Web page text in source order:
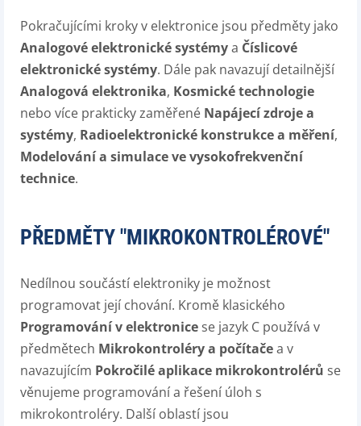
Pokračujícími kroky v elektronice jsou předměty jako
Analogové elektronické systémya Číslicové
elektronické systémy. Dále pak navazují detailnější
Analogová elektronika, Kosmické technologie
nebo více prakticky zaměřené Napájecí zdroje a
systémy, Radioelektronické konstrukce a měření,
Modelování a simulace ve vysokofrekvenční
technice.
PŘEDMĚTY "MIKROKONTROLÉROVÉ"
Nedílnou součástí elektroniky je možnost
programovat její chování. Kromě klasického
Programování v elektronice se jazyk C používá v
předmětech Mikrokontroléry a počítačea v
navazujícím Pokročilé aplikace mikrokontrolérů se
věnujeme programování a řešení úloh s
mikrokontroléry. Další oblastí jsou